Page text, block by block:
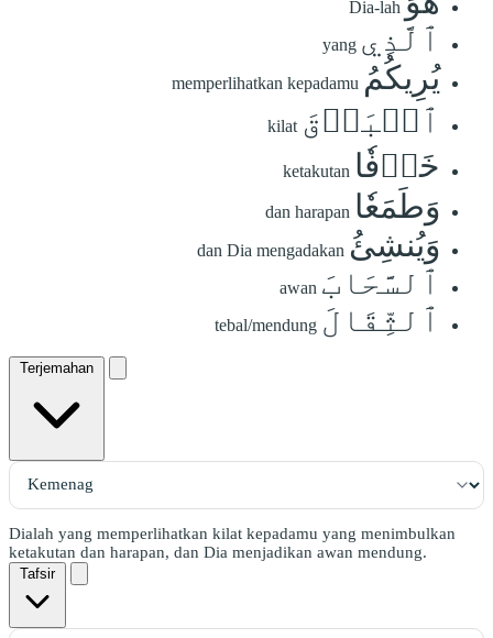
Dia-lah
ٱلَّذِي yang
يُرِيكُمُ memperlihatkan kepadamu
ٱلۡبَرۡقَ kilat
خَوۡفٗا ketakutan
وَطَمَعٗا dan harapan
وَيُنشِئُ dan Dia mengadakan
ٱلسَّحَابَ awan
ٱلثِّقَالَ tebal/mendung
Terjemahan
Dialah yang memperlihatkan kilat kepadamu yang menimbulkan
ketakutan dan harapan, dan Dia menjadikan awan mendung.
Tafsir